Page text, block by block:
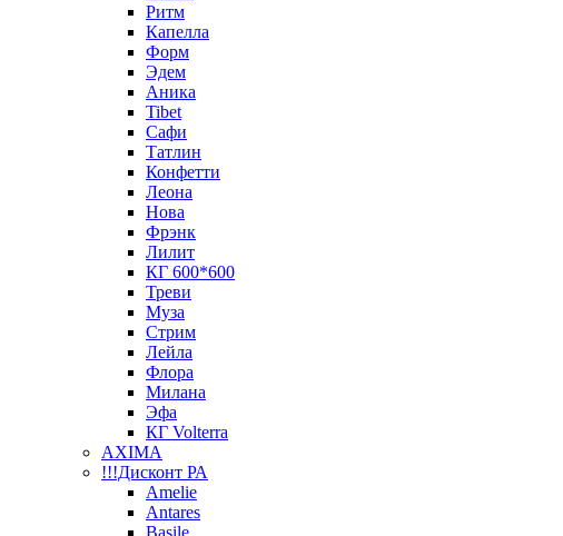
Ритм
Капелла
Форм
Эдем
Аника
Tibet
Сафи
Татлин
Конфетти
Леона
Нова
Фрэнк
Лилит
КГ 600*600
Треви
Муза
Стрим
Лейла
Флора
Милана
Эфа
КГ Volterra
AXIMA
!!!Дисконт РА
Amelie
Antares
Basile